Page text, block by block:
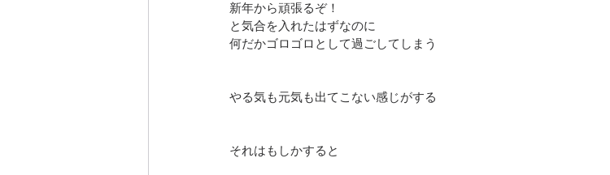
新年から頑張るぞ！
と気合を入れたはずなのに
何だかゴロゴロとして過ごしてしまう
やる気も元気も出てこない感じがする
それはもしかすると